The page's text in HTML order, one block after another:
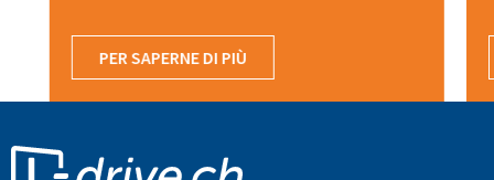
kompensiert werden. L-drive Schweiz hat aus
Sicht der Fahrausbildung, der
Verkehrssicherheit und der wirtschaftlichen
PER SAPERNE DI PIÙ